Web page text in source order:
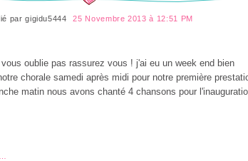
pargigidu5444 25 Novembre 2013 à 12:51 PM
oublie pas rassurez vous ! j'ai eu un week end bien
chorale samedi après midi pour notre première
matin nous avons chanté 4 chansons pour